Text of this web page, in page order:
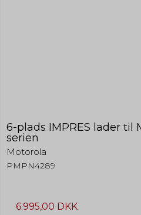
6-plads IMPRES lader til
serien
Motorola
PMPN4289
6.995,00 DKK